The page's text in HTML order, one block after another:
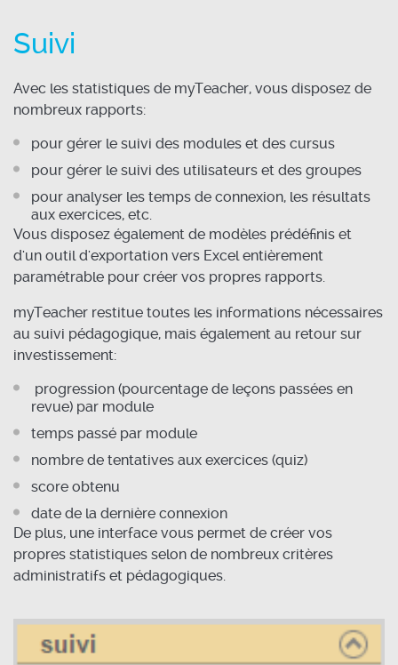
Suivi
Avec les statistiques de myTeacher, vous disposez de
nombreux rapports:
pour gérer le suivi des modules et des cursus
pour gérer le suivi des utilisateurs et des groupes
pour analyser les temps de connexion, les résultats
aux exercices, etc.
Vous disposez également de modèles prédéfinis et
d'un outil d'exportation vers Excel entièrement
paramétrable pour créer vos propres rapports.
myTeacher restitue toutes les informations nécessaires
au suivi pédagogique, mais également au retour sur
investissement:
progression (pourcentage de leçons passées en
revue) par module
temps passé par module
nombre de tentatives aux exercices (quiz)
score obtenu
date de la dernière connexion
De plus, une interface vous permet de créer vos
propres statistiques selon de nombreux critères
administratifs et pédagogiques.